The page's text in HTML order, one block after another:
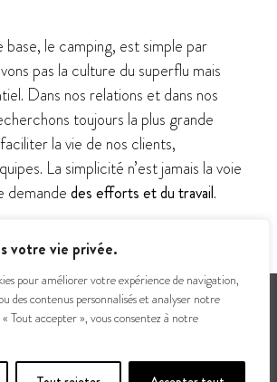
votre vie privée.
pour améliorer votre expérience de navigation,
des contenus personnalisés et analyser notre
Tout accepter », vous consentez à notre
le camping, est simple par
pas la culture du superflu mais
Dans nos relations et dans nos
toujours la plus grande
la vie de nos clients,
La simplicité n’est jamais la voie
demandedes efforts et du travail.
| Mentions légales | Politique de protection des données
| Autres sites du groupe | Presse | Contacts
– 69290 Saint-Genis-les-Ollières +33 4 37 64 22 33